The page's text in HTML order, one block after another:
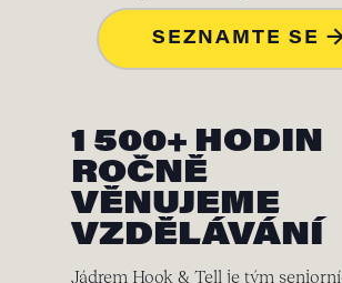
SEZNAMTE SE
1 500+ HODIN
ROČNĚ
VĚNUJEME
VZDĚLÁVÁNÍ
Jádrem Hook & Tell je tým